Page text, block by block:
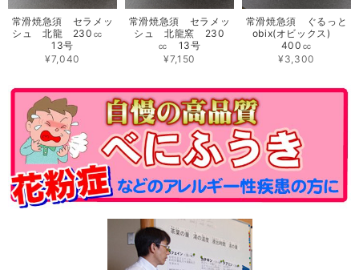
常滑焼急須 セラメッ
シュ 北龍 230㏄
13号
¥7,040
常滑焼急須 セラメッ
シュ 北龍窯 230
㏄ 13号
¥7,150
常滑焼急須 ぐるっと
obix(オビックス)
400㏄
¥3,300